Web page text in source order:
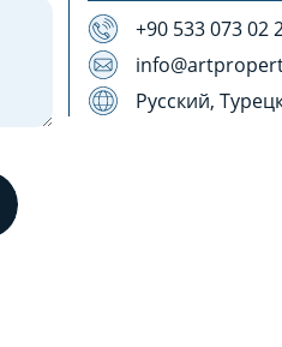
+90 533 073 02
Русский,